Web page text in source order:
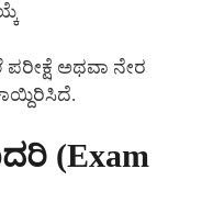
ಅಥವಾ ನೇರ
(Exam